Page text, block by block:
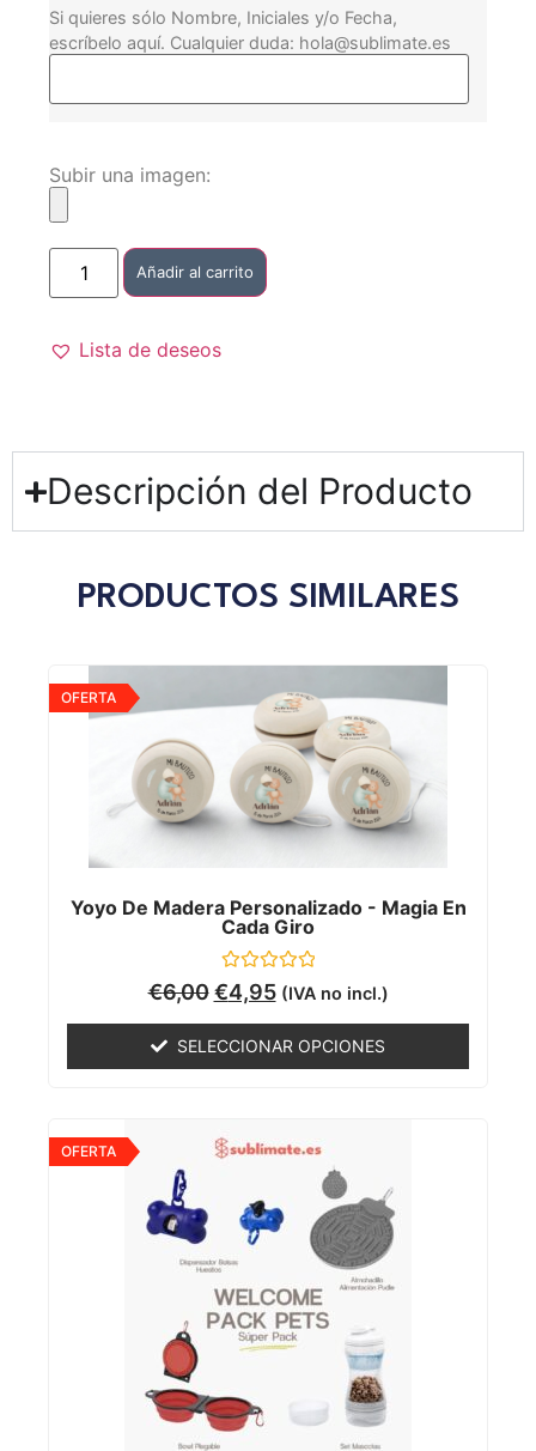
Si quieres sólo Nombre, Iniciales y/o Fecha,
escríbelo aquí. Cualquier duda: hola@sublimate.es
Subir una imagen:
Añadir al carrito
Lista de deseos
Descripción del Producto
PRODUCTOS SIMILARES
Yoyo De Madera Personalizado - Magia En
Cada Giro
Valorado
con
5
OFERTA
€6,00 €4,95 (IVA no incl.)
SELECCIONAR OPCIONES
OFERTA